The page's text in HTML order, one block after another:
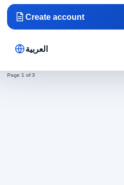
Create account
العربية
Security× Clear all
Focused search results
Security jobs
Page 1 of 3